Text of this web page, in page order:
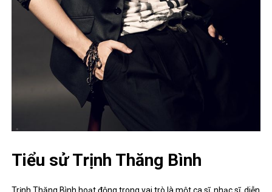
Tiểu sử Trịnh Thăng Bình